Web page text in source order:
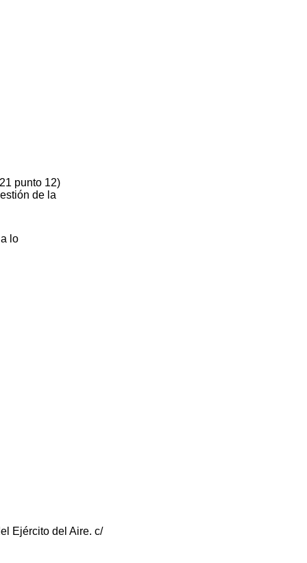
punto 12)
de la
lo
Ejército del Aire. c/